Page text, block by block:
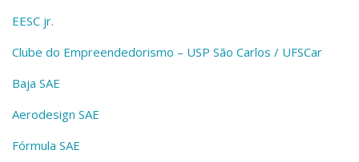
Telefones e Mapas
Pessoas
Ensino
Graduação
Educação a distância
Pesquisa e Inovação
EESC jr.
Clube do Empreendedorismo – USP São Carlos / UFSCar
Baja SAE
Aerodesign SAE
Fórmula SAE